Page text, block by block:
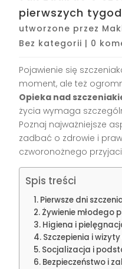
pierwszych
utworzone przez
Bez kategorii | 0
Pojawienie się
moment, ale też
Opieka nad
życia wymaga
Poznaj najważniejsze
zadbać o zdrowie i
czworonożnego
Spis treści
Pierwsze dni
Żywienie młodego
Higiena i
Szczepienia i
Socjalizacja i
Bezpieczeństwo i